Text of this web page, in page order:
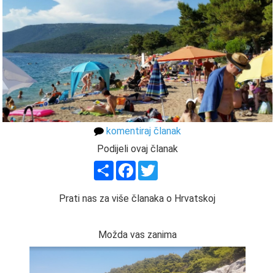
komentiraj članak
Podijeli ovaj članak
ShareFacebook
Prati nas za više članaka o Hrvatskoj
Možda vas zanima